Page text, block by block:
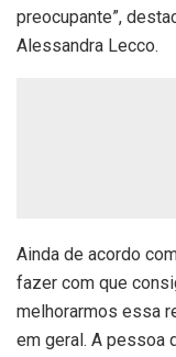
preocupante”,
Alessandra Lecco.
Ainda de acordo
fazer com que
melhorarmos essa
em geral. A pessoa